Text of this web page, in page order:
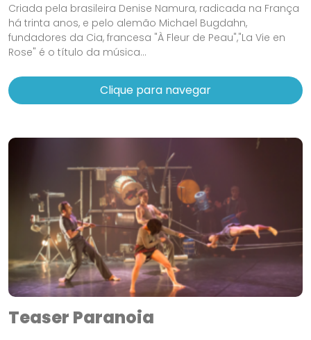
Criada pela brasileira Denise Namura, radicada na França
há trinta anos, e pelo alemão Michael Bugdahn,
fundadores da Cia, francesa "À Fleur de Peau","La Vie en
Rose" é o título da música...
Clique para navegar
Teaser Paranoia